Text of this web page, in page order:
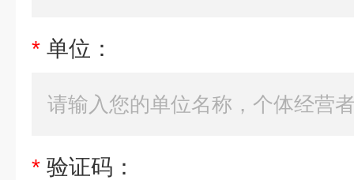
* 单位：
* 验证码：